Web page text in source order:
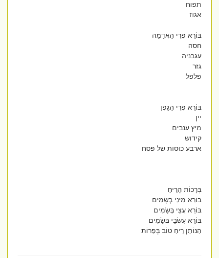
תפוח
אגוז
בּוֹרֵא פְּרִי הָאֲדָמָה
חסה
עגבניה
גזר
פלפל
בּוֹרֵא פְּרִי הַגָּפֶן
מיץ ענבים
קידוש
ארבע כוסות של פסח
בְּרָכוֹת הָרֵיחַ
בּוֹרֵא מִינֵי בְּשָׂמִים
בּוֹרֵא עֲצֵי בְּשָׂמִים
בּוֹרֵא עִשְׂבֵי בְּשָׂמִים
הַנּוֹתֵן רֵיחַ טוֹב בְּפֵרוֹת